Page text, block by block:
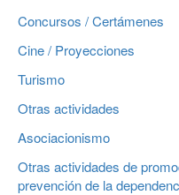
Concursos / Certámenes
Cine / Proyecciones
Turismo
Otras actividades
Asociacionismo
Otras actividades de
prevención de la